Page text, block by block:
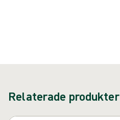
Relaterade produkter